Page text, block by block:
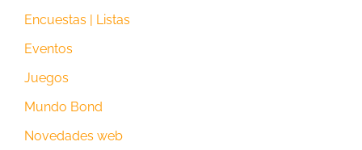
Encuestas | Listas
Eventos
Juegos
Mundo Bond
Novedades web